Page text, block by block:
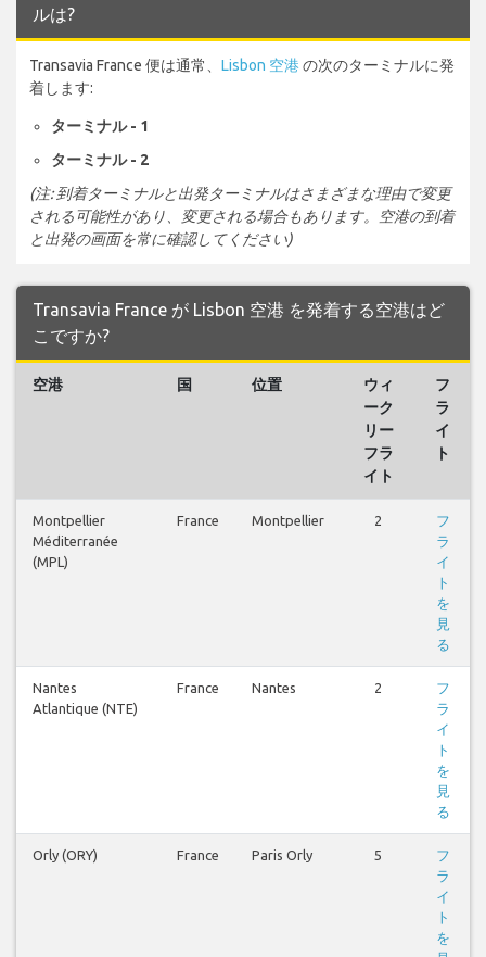
ルは?
Transavia France 便は通常、 Lisbon 空港の次のターミナルに発
着します:
ターミナル - 1
ターミナル - 2
(注: 到着ターミナルと出発ターミナルはさまざまな理由で変更
される可能性があり、変更される場合もあります。空港の到着
と出発の画面を常に確認してください)
Transavia France が Lisbon 空港 を発着する空港はど
こですか?
空港 国 位置
ウィ
ーク
リー
フラ
イト
フ
ラ
イ
ト
Montpellier
Méditerranée
(MPL)
France Montpellier 2
フ
ラ
イ
ト
を
見
る
Nantes
Atlantique (NTE)
France Nantes 2
フ
ラ
イ
ト
を
見
る
Orly (ORY) France Paris Orly 5
フ
ラ
イ
ト
を